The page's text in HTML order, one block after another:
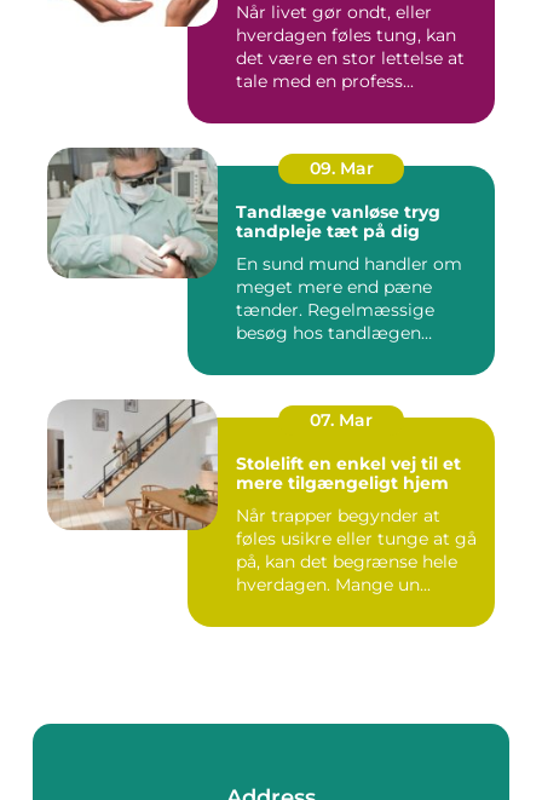
Når livet gør ondt, eller
hverdagen føles tung, kan
det være en stor lettelse at
tale med en profess...
09. Mar
Tandlæge vanløse tryg
tandpleje tæt på dig
En sund mund handler om
meget mere end pæne
tænder. Regelmæssige
besøg hos tandlægen
07. Mar
Stolelift en enkel vej til et
mere tilgængeligt hjem
Når trapper begynder at
føles usikre eller tunge at gå
på, kan det begrænse hele
hverdagen. Mange un...